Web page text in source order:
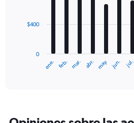
The
ene. feb. mar. abr. may. jun. jul.
0
$400